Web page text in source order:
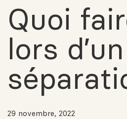
Quoi
lors
29 novembre, 2022